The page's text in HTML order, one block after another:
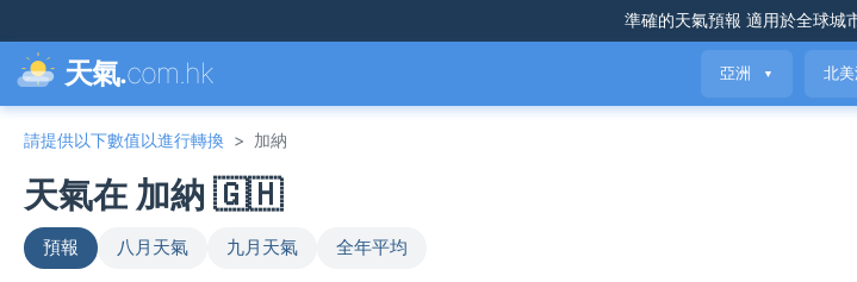
準確的天氣預報 適用於全球城
天氣.com.hk 亞洲 ▼ 北美
請提供以下數值以進行轉換 > 加納
天氣在 加納 🇬🇭
預報 八月天氣 九月天氣 全年平均